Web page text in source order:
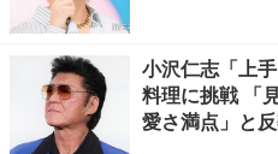
小沢仁志「上
料理に挑戦 「
愛さ満点」と